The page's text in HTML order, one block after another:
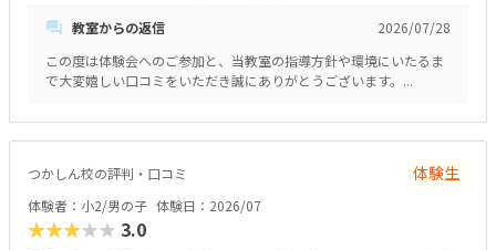
を通じて、自然とプログラミングの基礎や論理的思考力が学べるカリキュ
上にすぐに反映される仕組みも、子どもの「もっと作りたい」という意欲
をを引き出すのにぴったりだと思いました。最寄り駅から近く、大通りを
あるため、子ども一人でも安心して通わせられると感じました。また、レ
ッスンを待つ間や前後に買い物を済ませられるような便利な施設も近くに
あり、親にとっても非常に通いやすい環境だと思います。教室全体が明る
でした。他の生徒の皆さんも真剣かつ楽しそうにプログラミングに取り組
んでおり、良い刺激を受けられる空間だと感じました。パソコンや周辺機
教室からの返信
2026/07/28
この度は体験会へのご参加と、当教室の指導方針や環境にいたるま
で大変嬉しい口コミをいただき誠にありがとうございます。...
つかしん校の評判・口コミ 体験生
体験者：小2/男の子 体験日：2026/07
★★★★★ 3.0